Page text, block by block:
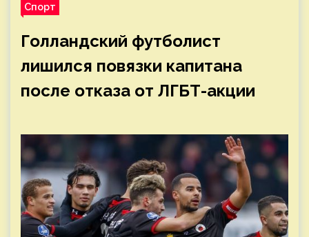
Спорт
Голландский футболист
лишился повязки капитана
после отказа от ЛГБТ-акции